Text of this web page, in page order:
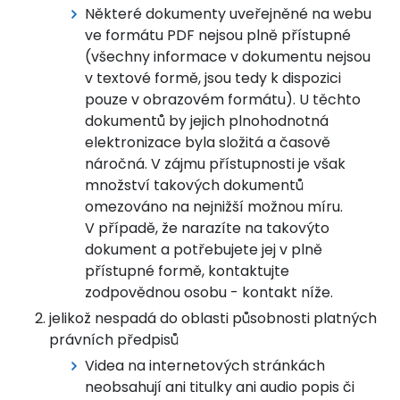
Některé dokumenty uveřejněné na webu
ve formátu PDF nejsou plně přístupné
(všechny informace v dokumentu nejsou
v textové formě, jsou tedy k dispozici
pouze v obrazovém formátu). U těchto
dokumentů by jejich plnohodnotná
elektronizace byla složitá a časově
náročná. V zájmu přístupnosti je však
množství takových dokumentů
omezováno na nejnižší možnou míru.
V případě, že narazíte na takovýto
dokument a potřebujete jej v plně
přístupné formě, kontaktujte
zodpovědnou osobu - kontakt níže.
jelikož nespadá do oblasti působnosti platných
právních předpisů
Videa na internetových stránkách
neobsahují ani titulky ani audio popis či